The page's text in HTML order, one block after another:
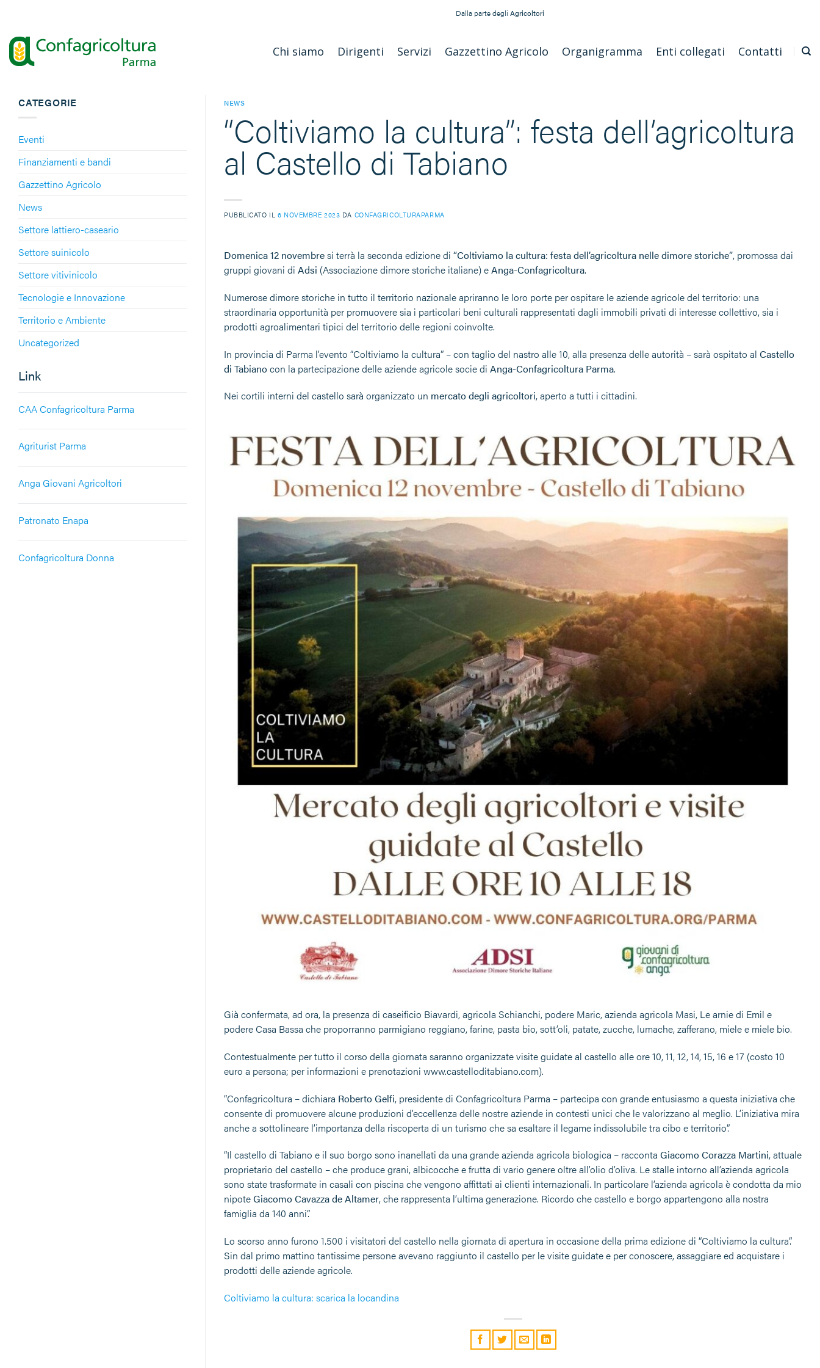
contenuti
Dalla parte degli Agricoltori
Chi siamo Dirigenti Servizi Gazzettino Agricolo Organigramma Enti collegati Contatti
CATEGORIE
Eventi
Finanziamenti e bandi
Gazzettino Agricolo
News
Settore lattiero-caseario
Settore suinicolo
Settore vitivinicolo
Tecnologie e Innovazione
Territorio e Ambiente
Uncategorized
Link
CAA Confagricoltura Parma
Agriturist Parma
Anga Giovani Agricoltori
Patronato Enapa
Confagricoltura Donna
NEWS
“Coltiviamo la cultura”: festa dell’agricoltura
al Castello di Tabiano
PUBBLICATO IL 6 NOVEMBRE 2023 DA CONFAGRICOLTURAPARMA
Domenica 12 novembresi terrà la seconda edizione di “Coltiviamo la cultura: festa dell’agricoltura nelle dimore storiche”, promossa dai
gruppi giovani di Adsi (Associazione dimore storiche italiane) eAnga-Confagricoltura.
Numerose dimore storiche in tutto il territorio nazionale apriranno le loro porte per ospitare le aziende agricole del territorio: una
straordinaria opportunità per promuovere sia i particolari beni culturali rappresentati dagli immobili privati di interesse collettivo, sia i
prodotti agroalimentari tipici del territorio delle regioni coinvolte.
In provincia di Parma l’evento “Coltiviamo la cultura” – con taglio del nastro alle 10, alla presenza delle autorità – sarà ospitato al Castello
di Tabianocon la partecipazione delle aziende agricole socie di Anga-Confagricoltura Parma.
Nei cortili interni del castello sarà organizzato un mercato degli agricoltori, aperto a tutti i cittadini.
Già confermata, ad ora, la presenza di caseificio Biavardi, agricola Schianchi, podere Maric, azienda agricola Masi, Le arnie di Emil e
podere Casa Bassa che proporranno parmigiano reggiano, farine, pasta bio, sott’oli, patate, zucche, lumache, zafferano, miele e miele bio.
Contestualmente per tutto il corso della giornata saranno organizzate visite guidate al castello alle ore 10, 11, 12, 14, 15, 16 e 17 (costo 10
euro a persona; per informazioni e prenotazioni www.castelloditabiano.com).
“Confagricoltura – dichiara Roberto Gelfi, presidente di Confagricoltura Parma – partecipa con grande entusiasmo a questa iniziativa che
consente di promuovere alcune produzioni d’eccellenza delle nostre aziende in contesti unici che le valorizzano al meglio. L’iniziativa mira
anche a sottolineare l’importanza della riscoperta di un turismo che sa esaltare il legame indissolubile tra cibo e territorio”.
“Il castello di Tabiano e il suo borgo sono inanellati da una grande azienda agricola biologica – racconta Giacomo Corazza Martini, attuale
proprietario del castello – che produce grani, albicocche e frutta di vario genere oltre all’olio d’oliva. Le stalle intorno all’azienda agricola
sono state trasformate in casali con piscina che vengono affittati ai clienti internazionali. In particolare l’azienda agricola è condotta da mio
nipoteGiacomo Cavazza de Altamer, che rappresenta l’ultima generazione. Ricordo che castello e borgo appartengono alla nostra
famiglia da 140 anni”.
Lo scorso anno furono 1.500 i visitatori del castello nella giornata di apertura in occasione della prima edizione di “Coltiviamo la cultura”.
Sin dal primo mattino tantissime persone avevano raggiunto il castello per le visite guidate e per conoscere, assaggiare ed acquistare i
prodotti delle aziende agricole.
Coltiviamo la cultura: scarica la locandina